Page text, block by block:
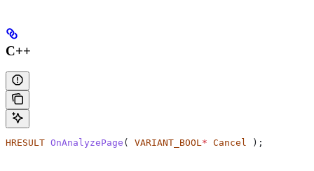
C++
HRESULT OnAnalyzePage ( VARIANT_BOOL* Cancel );